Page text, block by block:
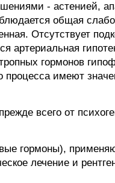
- астенией,
общая
Отсутствует
артериальная
гормонов
процесса имеют
всего от
гормоны),
лечение и